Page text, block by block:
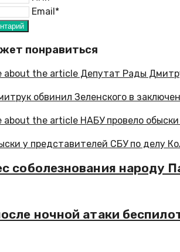
Email*
понравиться
обвинил Зеленского в
у представителей СБУ по делу
соболезнования народу
ночной атаки